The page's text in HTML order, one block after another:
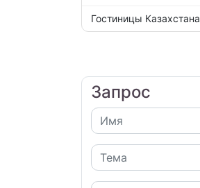
Гостиницы Казахстана
Запрос